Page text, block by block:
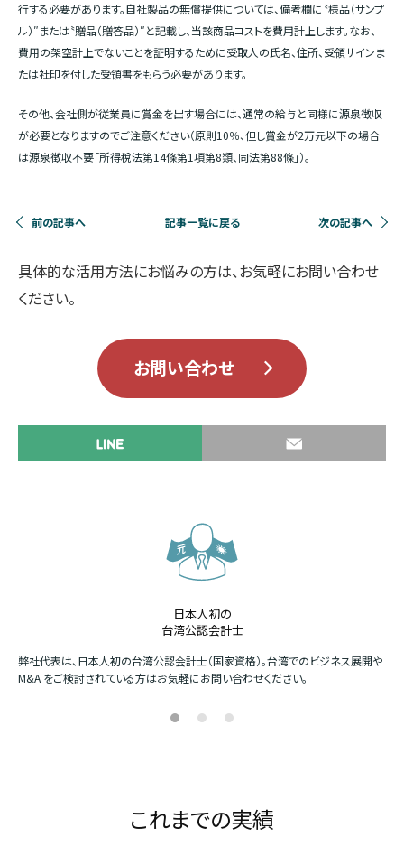
行する必要があります。自社製品の無償提供については、備考欄に〝様品（サンプ
ル）″または〝贈品（贈答品）″と記載し、当該商品コストを費用計上します。なお、
費用の架空計上でないことを証明するために受取人の氏名、住所、受領サインま
たは社印を付した受領書をもらう必要があります。
その他、会社側が従業員に賞金を出す場合には、通常の給与と同様に源泉徴収
が必要となりますのでご注意ください（原則10％、但し賞金が2万元以下の場合
は源泉徴収不要「所得稅法第14條第1項第8類、同法第88條」）。
前の記事へ 記事一覧に戻る 次の記事へ
具体的な活用方法にお悩みの方は、お気軽にお問い合わせ
ください。
お問い合わせ
日本人初の
台湾公認会計士
弊社代表は、日本人初の台湾公認会計士（国家資格）。台湾でのビジネス展開や
M&A をご検討されている方はお気軽にお問い合わせください。
これまでの実績